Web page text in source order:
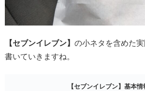
【セブンイレブン】 の小ネタを含めた
書いていきますね。
【セブンイレブン】基本情